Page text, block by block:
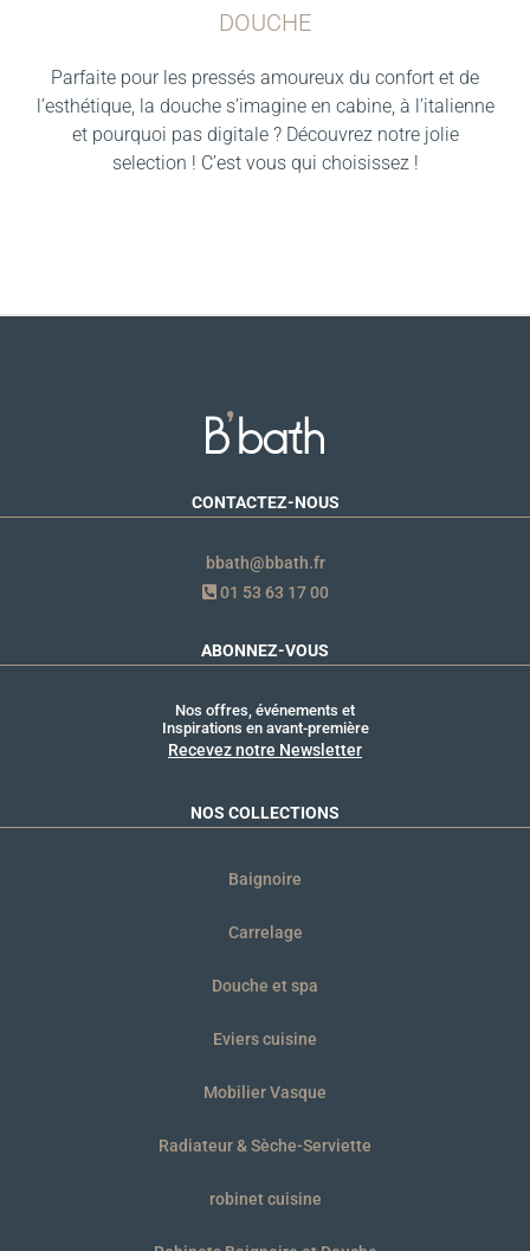
DOUCHE
Parfaite pour les pressés amoureux du confort et de
l’esthétique, la douche s’imagine en cabine, à l’italienne
et pourquoi pas digitale ? Découvrez notre jolie
selection ! C’est vous qui choisissez !
CONTACTEZ-NOUS
bbath@bbath.fr
01 53 63 17 00
ABONNEZ-VOUS
Nos offres, événements et
Inspirations en avant-première
Recevez notre Newsletter
NOS COLLECTIONS
Baignoire
Carrelage
Douche et spa
Eviers cuisine
Mobilier Vasque
Radiateur & Sèche-Serviette
robinet cuisine